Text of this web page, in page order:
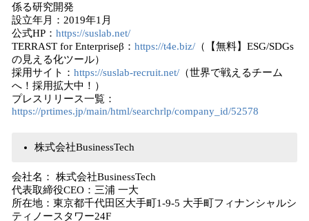
係る研究開発
設立年月：2019年1月
公式HP： https://suslab.net/
TERRAST for Enterpriseβ： https://t4e.biz/ （【無料】ESG/SDGs
の見える化ツール）
採用サイト： https://suslab-recruit.net/ （世界で戦えるチーム
へ！採用拡大中！）
プレスリリース一覧：
https://prtimes.jp/main/html/searchrlp/company_id/52578
株式会社BusinessTech
会社名： 株式会社BusinessTech
代表取締役CEO：三浦 一大
所在地：東京都千代田区大手町1-9-5 大手町フィナンシャルシ
ティノースタワー24F